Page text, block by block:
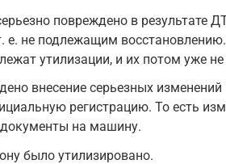
повреждено в результате
е. не подлежащим
утилизации, и их потом уже не
внесение серьезных
регистрацию. То есть
на машину.
было утилизировано.